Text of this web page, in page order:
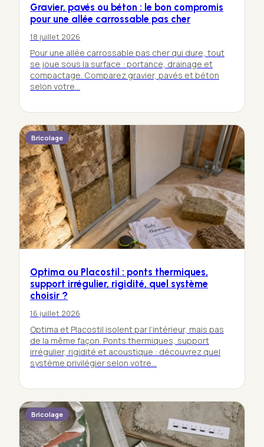
Gravier, pavés ou béton : le bon compromis
pour une allée carrossable pas cher
18 juillet 2026
Pour une allée carrossable pas cher qui dure, tout
se joue sous la surface : portance, drainage et
compactage. Comparez gravier, pavés et béton
selon votre…
Bricolage
Optima ou Placostil : ponts thermiques,
support irrégulier, rigidité, quel système
choisir ?
16 juillet 2026
Optima et Placostil isolent par l’intérieur, mais pas
de la même façon. Ponts thermiques, support
irrégulier, rigidité et acoustique : découvrez quel
système privilégier selon votre…
Bricolage